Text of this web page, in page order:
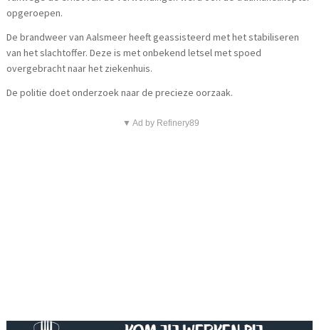
opgeroepen.
De brandweer van Aalsmeer heeft geassisteerd met het stabiliseren
van het slachtoffer. Deze is met onbekend letsel met spoed
overgebracht naar het ziekenhuis.
De politie doet onderzoek naar de precieze oorzaak.
▼ Ad by Refinery89